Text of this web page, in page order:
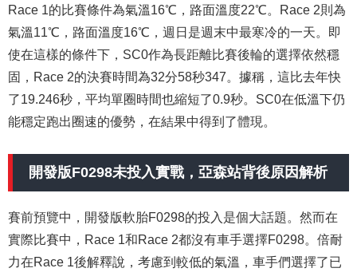
Race 1的比賽條件為氣溫16℃，路面溫度22℃。Race 2則為
氣溫11℃，路面溫度16℃，週日是週末中最寒冷的一天。即
使在這樣的條件下，SC0作為長距離比賽後輪的選擇依然穩
固，Race 2的決賽時間為32分58秒347。據稱，這比去年快
了19.246秒，平均單圈時間也縮短了0.9秒。SC0在低溫下仍
能穩定跑出圈速的優勢，在結果中得到了體現。
開發版F0298未投入實戰，亞森站背後原因解析
賽前預覽中，開發版軟胎F0298的投入是個大話題。然而在
實際比賽中，Race 1和Race 2都沒有車手選擇F0298。倍耐
力在Race 1後解釋說，考慮到較低的氣溫，車手們選擇了已